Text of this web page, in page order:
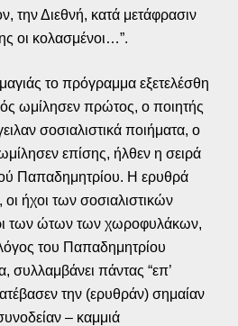
την Διεθνή, κατά μετάφρασιν
οι κολασμένοι…”.
το πρόγραμμα εξετελέσθη
ωμίλησεν πρώτος, ο ποιητής
σοσιαλιστικά ποιήματα, ο
επίσης, ήλθεν η σειρά
Παπαδημητρίου. Η ερυθρά
ήχοι των σοσιαλιστικών
των ώτων των χωροφυλάκων,
του Παπαδημητρίου
συλλαμβάνει πάντας “επ’
την (ερυθράν) σημαίαν
– καμμιά